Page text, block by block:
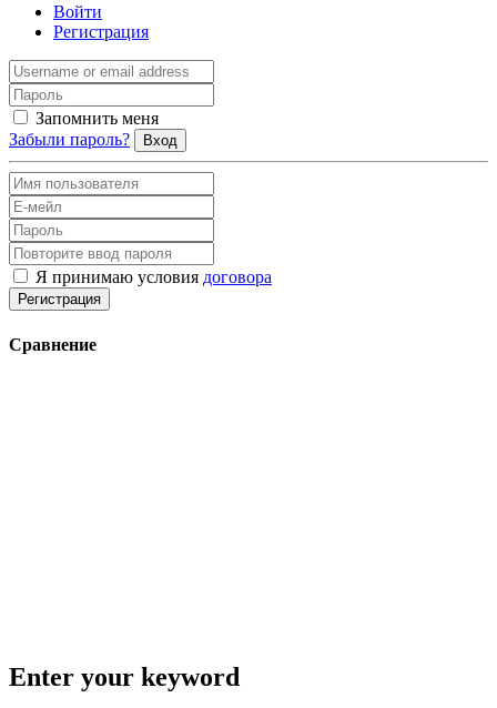
Войти
Регистрация
Запомнить меня
Забыли пароль?
Вход
Я принимаю условия договора
Регистрация
Сравнение
Enter your keyword